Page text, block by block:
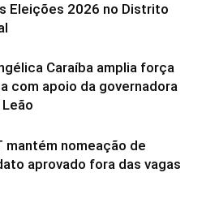
Eleições 2026 no Distrito
Caraíba amplia força
com apoio da governadora
mantém nomeação de
aprovado fora das vagas